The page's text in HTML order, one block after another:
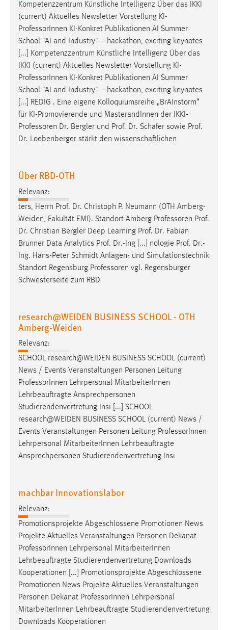
Kompetenzzentrum Künstliche Intelligenz Über das IKKI
(current) Aktuelles Newsletter Vorstellung KI-
ProfessorInnen KI-Konkret Publikationen AI Summer
School "AI and Industry" – hackathon, exciting keynotes
[...] Kompetenzzentrum Künstliche Intelligenz Über das
IKKI (current) Aktuelles Newsletter Vorstellung KI-
ProfessorInnen KI-Konkret Publikationen AI Summer
School "AI and Industry" – hackathon, exciting keynotes
[...] REDIG . Eine eigene Kolloquiumsreihe „BrAInstorm“
für KI-Promovierende und MasterandInnen der IKKI-
Professoren Dr. Bergler und Prof. Dr. Schäfer sowie Prof.
Dr. Loebenberger stärkt den wissenschaftlichen
Über RBD-OTH
Relevanz:
ters, Herrn Prof. Dr. Christoph P. Neumann (OTH Amberg-
Weiden, Fakultät EMI). Standort Amberg Professoren Prof.
Dr. Christian Bergler Deep Learning Prof. Dr. Fabian
Brunner Data Analytics Prof. Dr.-Ing [...] nologie Prof. Dr.-
Ing. Hans-Peter Schmidt Anlagen- und Simulationstechnik
Standort Regensburg Professoren vgl. Regensburger
Schwesterseite zum RBD
research@WEIDEN BUSINESS SCHOOL - OTH
Amberg-Weiden
Relevanz:
SCHOOL research@WEIDEN BUSINESS SCHOOL (current)
News / Events Veranstaltungen Personen Leitung
ProfessorInnen Lehrpersonal MitarbeiterInnen
Lehrbeauftragte Ansprechpersonen
Studierendenvertretung Insi [...] SCHOOL
research@WEIDEN BUSINESS SCHOOL (current) News /
Events Veranstaltungen Personen Leitung ProfessorInnen
Lehrpersonal MitarbeiterInnen Lehrbeauftragte
Ansprechpersonen Studierendenvertretung Insi
machbar Innovationslabor
Relevanz:
Promotionsprojekte Abgeschlossene Promotionen News
Projekte Aktuelles Veranstaltungen Personen Dekanat
Professor Innen Lehrpersonal MitarbeiterInnen
Lehrbeauftragte Studierendenvertretung Downloads
Kooperationen [...] Promotionsprojekte Abgeschlossene
Promotionen News Projekte Aktuelles Veranstaltungen
Personen Dekanat Professor Innen Lehrpersonal
MitarbeiterInnen Lehrbeauftragte Studierendenvertretung
Downloads Kooperationen
24 Stunden
STATISTIK
Statistik Cookies erfassen Informationen anonym.
Diese Informationen helfen uns zu verstehen, wie
unsere Besucher unsere Website nutzen.
Matomo
Name:
_pk_ref, _pk_cvar, _pk_id, _pk_ses
Zugriffsstatistik
Cookie Laufzeit:
Max. 13 Monate
MARKETING
Marketing Cookies werden von Drittanbietern
verwendet, um personalisierte Werbung anzuzeigen.
Sie tun dies, indem sie Besucher über Websites
Google Ads
Name:
Anbieter:
Google Ireland Limited
Zweck:
Conversion-Tracking
Cookie Laufzeit:
3 Monate
Name:
Anbieter:
Facebook
Zweck:
Conversion-Tracking
Cookie Laufzeit:
3 Monate